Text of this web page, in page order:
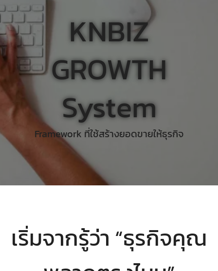
KNBIZ
GROWTH
System
Framework ที่ใช้สร้างยอดขายให้ธุรกิจ
เริ่มจากรู้ว่า “ธุรกิจคุณ